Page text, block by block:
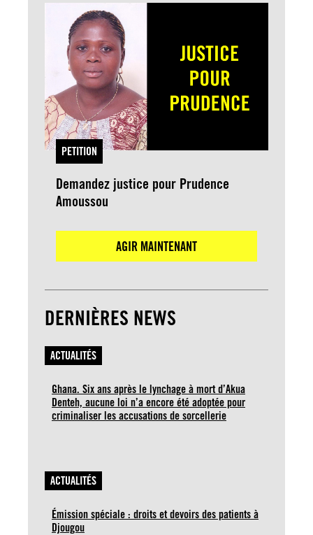
PETITION
Demandez justice pour Prudence
Amoussou
AGIR MAINTENANT
DERNIÈRES NEWS
ACTUALITÉS
Ghana. Six ans après le lynchage à mort d’Akua
Denteh, aucune loi n’a encore été adoptée pour
criminaliser les accusations de sorcellerie
ACTUALITÉS
Émission spéciale : droits et devoirs des patients à
Djougou